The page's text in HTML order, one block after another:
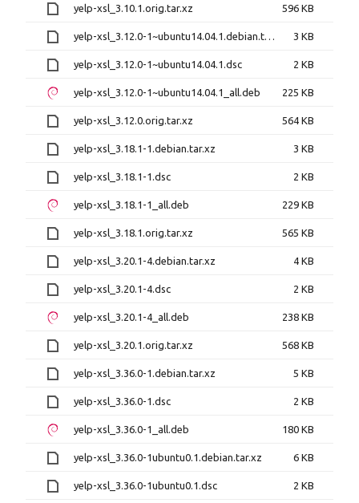
yelp-xsl_3.10.1.orig.tar.xz 596 KB
yelp-xsl_3.12.0-1~ubuntu14.04.1.debian.tar.xz 3 KB
yelp-xsl_3.12.0-1~ubuntu14.04.1.dsc 2 KB
yelp-xsl_3.12.0-1~ubuntu14.04.1_all.deb 225 KB
yelp-xsl_3.12.0.orig.tar.xz 564 KB
yelp-xsl_3.18.1-1.debian.tar.xz 3 KB
yelp-xsl_3.18.1-1.dsc 2 KB
yelp-xsl_3.18.1-1_all.deb 229 KB
yelp-xsl_3.18.1.orig.tar.xz 565 KB
yelp-xsl_3.20.1-4.debian.tar.xz 4 KB
yelp-xsl_3.20.1-4.dsc 2 KB
yelp-xsl_3.20.1-4_all.deb 238 KB
yelp-xsl_3.20.1.orig.tar.xz 568 KB
yelp-xsl_3.36.0-1.debian.tar.xz 5 KB
yelp-xsl_3.36.0-1.dsc 2 KB
yelp-xsl_3.36.0-1_all.deb 180 KB
yelp-xsl_3.36.0-1ubuntu0.1.debian.tar.xz 6 KB
yelp-xsl_3.36.0-1ubuntu0.1.dsc 2 KB